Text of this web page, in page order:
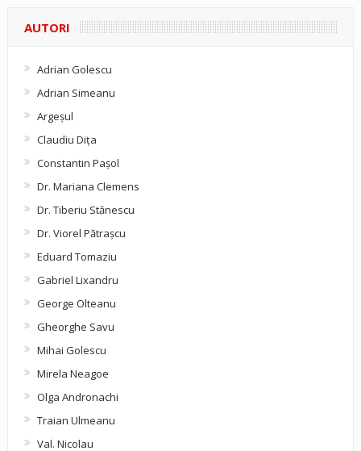
AUTORI
Adrian Golescu
Adrian Simeanu
Argeşul
Claudiu Diţa
Constantin Pașol
Dr. Mariana Clemens
Dr. Tiberiu Stănescu
Dr. Viorel Pătraşcu
Eduard Tomaziu
Gabriel Lixandru
George Olteanu
Gheorghe Savu
Mihai Golescu
Mirela Neagoe
Olga Andronachi
Traian Ulmeanu
Val. Nicolau